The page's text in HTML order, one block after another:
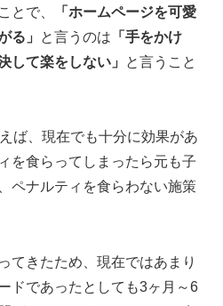
とで、
「ホームページを可愛
る」 と言うのは 「手をかけ
決して楽をしない」
と言うこと
ば、現在でも十分に効果があ
を食らってしまったら元も子
ペナルティを食らわない施策
てきたため、現在ではあまり
ドであったとしても3ヶ月～6